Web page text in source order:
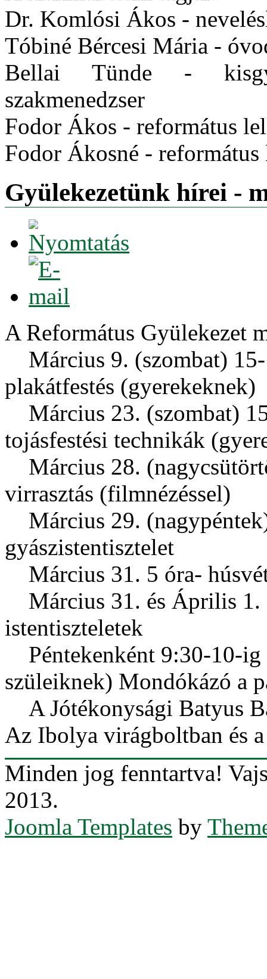
Dr. Komlósi Ákos -
Tóbiné Bércesi Mária -
Bellai Tünde -
szakmenedzser
Fodor Ákos - református
Fodor Ákosné -
Gyülekezetünk hírei -
A Református Gyülekezet
Március 9. (szombat) 15-
plakátfestés (gyerekeknek)
Március 23. (szombat)
tojásfestési technikák
Március 28.
virrasztás (filmnézéssel)
Március 29.
gyászistentisztelet
Március 31. 5 óra-
Március 31. és Április 1.
istentiszteletek
Péntekenként 9:30-10-ig
szüleiknek) Mondókázó a
A Jótékonysági Batyus
Az Ibolya virágboltban és
Minden jog fenntartva!
2013.
Joomla Templates by